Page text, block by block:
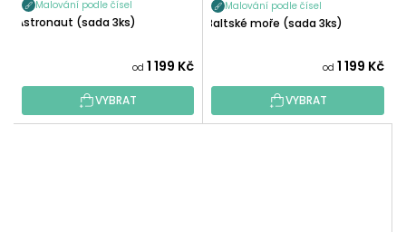
Malování podle čísel
Astronaut (sada 3ks)
od 1 199 Kč
VYBRAT
Malování podle čísel
Baltské moře (sada 3ks)
od 1 199 Kč
VYBRAT